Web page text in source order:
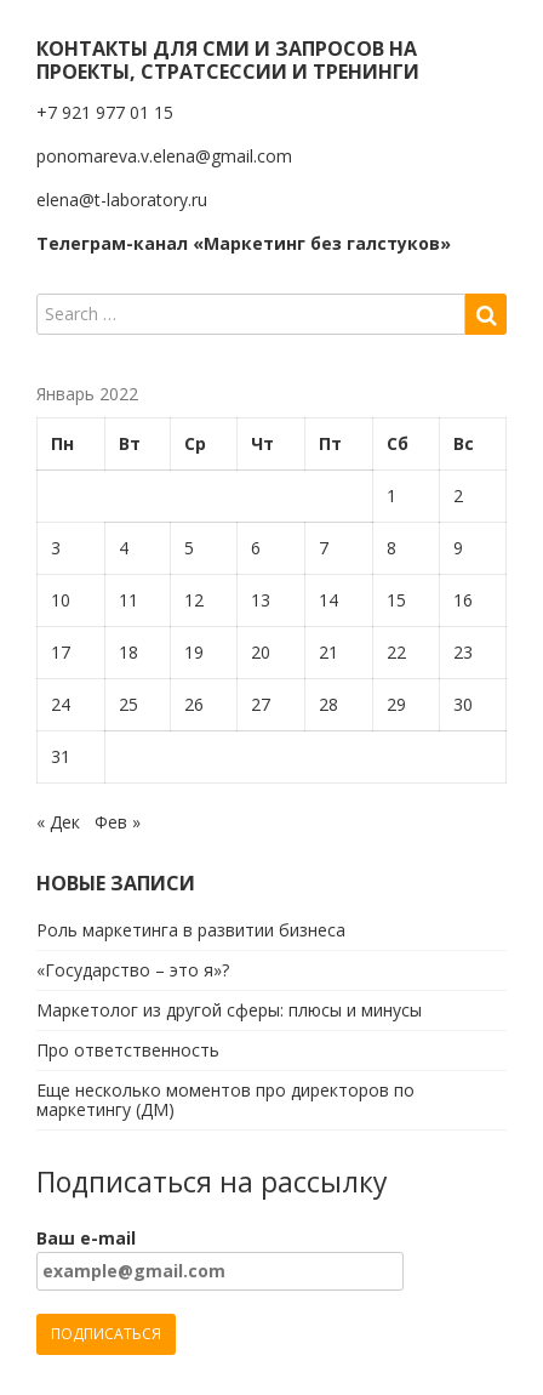
КОНТАКТЫ ДЛЯ СМИ И ЗАПРОСОВ НА
ПРОЕКТЫ, СТРАТСЕССИИ И ТРЕНИНГИ
+7 921 977 01 15
ponomareva.v.elena@gmail.com
elena@t-laboratory.ru
Телеграм-канал «Маркетинг без галстуков»
Январь 2022
Пн Вт Ср Чт Пт Сб Вс
1 2
3 4 5 6 7 8 9
10 11 12 13 14 15 16
17 18 19 20 21 22 23
24 25 26 27 28 29 30
31
« Дек Фев »
НОВЫЕ ЗАПИСИ
Роль маркетинга в развитии бизнеса
«Государство – это я»?
Маркетолог из другой сферы: плюсы и минусы
Про ответственность
Еще несколько моментов про директоров по
маркетингу (ДМ)
Подписаться на рассылку
Ваш e-mail